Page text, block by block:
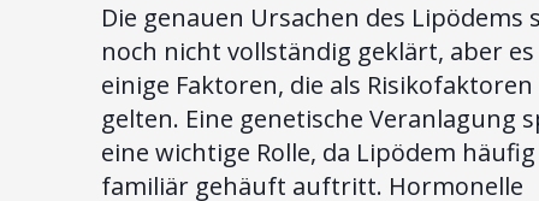
Die genauen Ursachen des Lipödems
noch nicht vollständig geklärt, aber
einige Faktoren, die als Risikofaktoren
gelten. Eine genetische Veranlagung
eine wichtige Rolle, da Lipödem häufig
familiär gehäuft auftritt. Hormonelle